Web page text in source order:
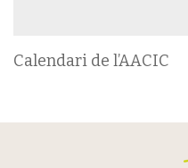
Calendari de l’AACIC